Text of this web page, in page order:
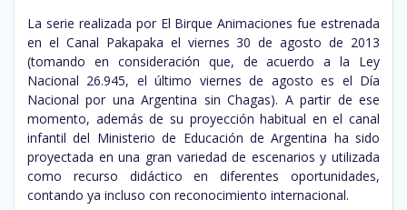
La serie realizada por El Birque Animaciones fue estrenada
en el Canal Pakapaka el viernes 30 de agosto de 2013
(tomando en consideración que, de acuerdo a la Ley
Nacional 26.945, el último viernes de agosto es el Día
Nacional por una Argentina sin Chagas). A partir de ese
momento, además de su proyección habitual en el canal
infantil del Ministerio de Educación de Argentina ha sido
proyectada en una gran variedad de escenarios y utilizada
como recurso didáctico en diferentes oportunidades,
contando ya incluso con reconocimiento internacional.